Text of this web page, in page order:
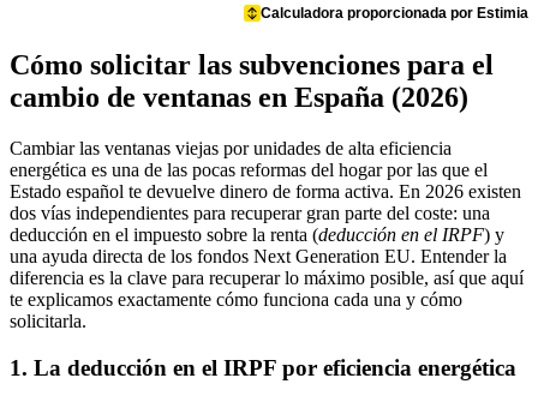
Calculadora proporcionada por Estimia
Cómo solicitar las subvenciones para el
cambio de ventanas en España (2026)
Cambiar las ventanas viejas por unidades de alta eficiencia
energética es una de las pocas reformas del hogar por las que el
Estado español te devuelve dinero de forma activa. En 2026 existen
dos vías independientes para recuperar gran parte del coste: una
deducción en el impuesto sobre la renta (deducción en el IRPF) y
una ayuda directa de los fondos Next Generation EU. Entender la
diferencia es la clave para recuperar lo máximo posible, así que aquí
te explicamos exactamente cómo funciona cada una y cómo
solicitarla.
1. La deducción en el IRPF por eficiencia energética